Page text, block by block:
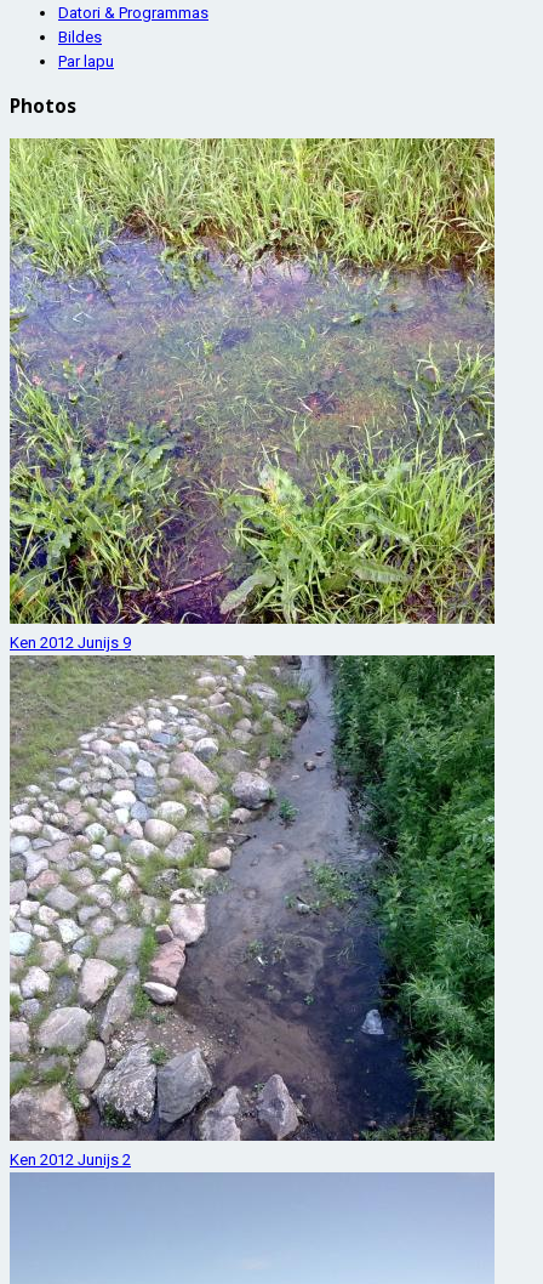
Datori & Programmas
Bildes
Par lapu
Photos
Ken 2012 Junijs 9
Ken 2012 Junijs 2